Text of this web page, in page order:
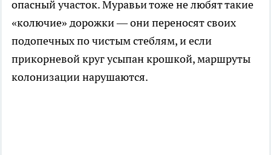
опасный участок. Муравьи тоже не любят такие
«колючие» дорожки — они переносят своих
подопечных по чистым стеблям, и если
прикорневой круг усыпан крошкой, маршруты
колонизации нарушаются.